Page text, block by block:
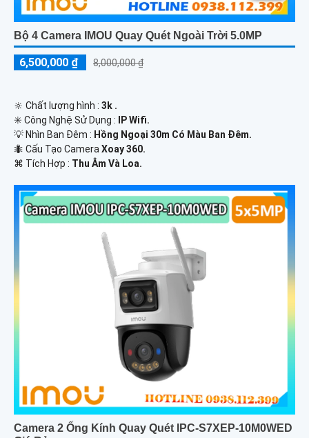
Bộ 4 Camera IMOU Quay Quét Ngoài Trời 5.0MP
6,500,000 ₫ 8,000,000 ₫
🔆 Chất lượng hình : 3k .
✳️ Công Nghệ Sử Dụng :
IP Wifi.
💡 Nhìn Ban Đêm : Hồng Ngoại 30m Có Màu Ban Ðêm.
🐜 Cấu Tạo Camera Xoay 360.
️⌘ Tích Hợp : Thu Âm Và Loa.
Camera 2 Ống Kính Quay Quét IPC-S7XEP-10M0WED